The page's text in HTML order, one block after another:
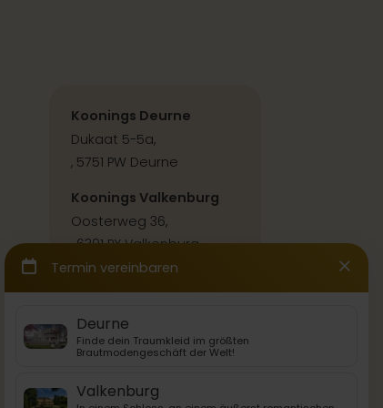
Koonings Deurne
Dukaat 5-5a,
, 5751 PW Deurne
Koonings Valkenburg
Oosterweg 36,
, 6301 PX Valkenburg
Kontakt & Anfahrt